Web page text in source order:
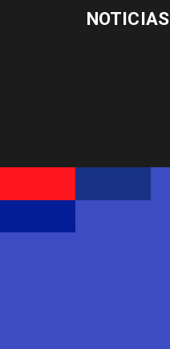
NOTICIAS